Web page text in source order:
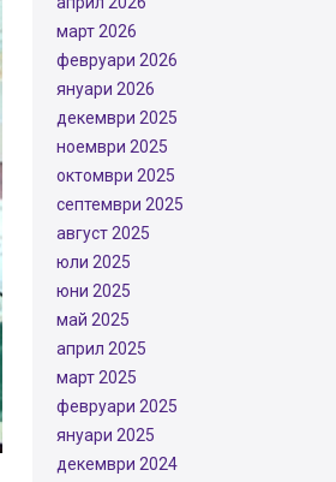
март 2026
февруари 2026
януари 2026
декември 2025
ноември 2025
октомври 2025
септември 2025
август 2025
юли 2025
юни 2025
май 2025
април 2025
март 2025
февруари 2025
януари 2025
декември 2024